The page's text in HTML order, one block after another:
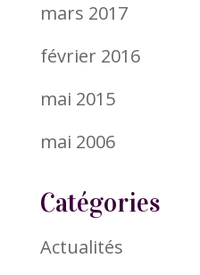
mars 2017
février 2016
mai 2015
mai 2006
Catégories
Actualités